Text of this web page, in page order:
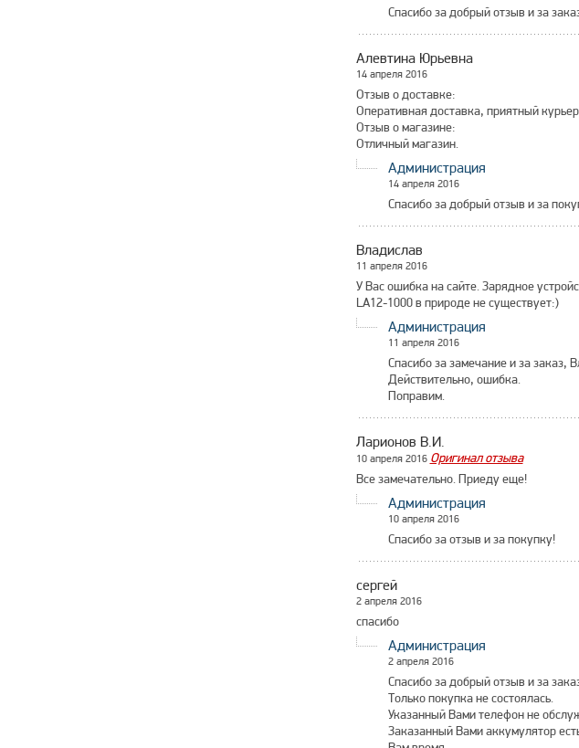
Спасибо за добрый отзыв и за
Алевтина Юрьевна
14 апреля 2016
Отзыв о доставке:
Оперативная доставка, приятный курьер.
Отзыв о магазине:
Отличный магазин.
Администрация
14 апреля 2016
Спасибо за добрый отзыв и за
Владислав
11 апреля 2016
У Вас ошибка на сайте. Зарядное
LA12-1000 в природе не существует:)
Администрация
11 апреля 2016
Спасибо за замечание и за заказ,
Действительно, ошибка.
Поправим.
Ларионов В.И.
10 апреля 2016 Оригинал отзыва
Все замечательно. Приеду еще!
Администрация
10 апреля 2016
Спасибо за отзыв и за покупку!
сергей
2 апреля 2016
спасибо
Администрация
2 апреля 2016
Спасибо за добрый отзыв и за
Только покупка не состоялась.
Указанный Вами телефон не
Заказанный Вами аккумулятор